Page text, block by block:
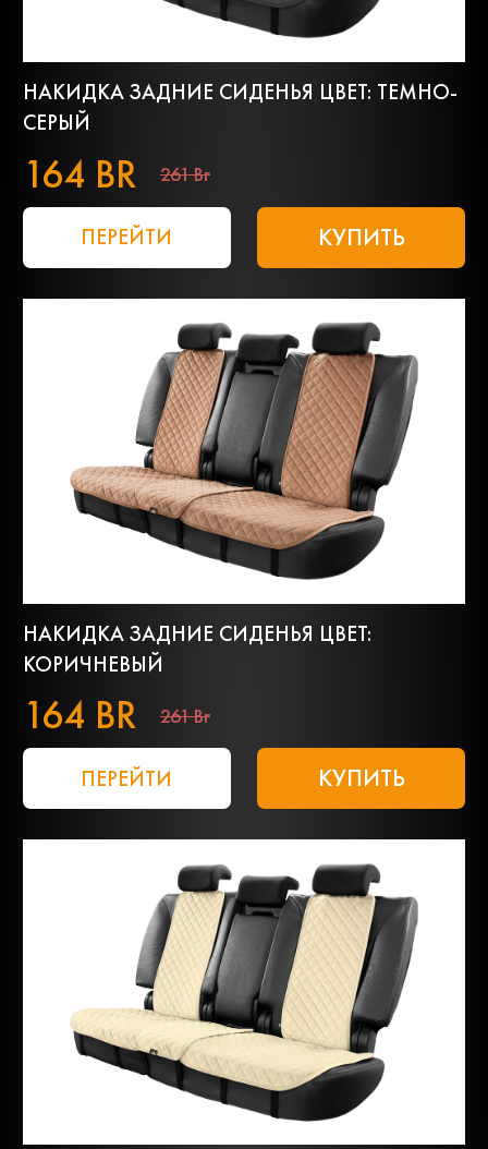
НАКИДКА ЗАДНИЕ СИДЕНЬЯ ЦВЕТ: ТЕМНО-
СЕРЫЙ
164 BR 261 Br
ПЕРЕЙТИ КУПИТЬ
НАКИДКА ЗАДНИЕ СИДЕНЬЯ ЦВЕТ:
КОРИЧНЕВЫЙ
164 BR 261 Br
ПЕРЕЙТИ КУПИТЬ